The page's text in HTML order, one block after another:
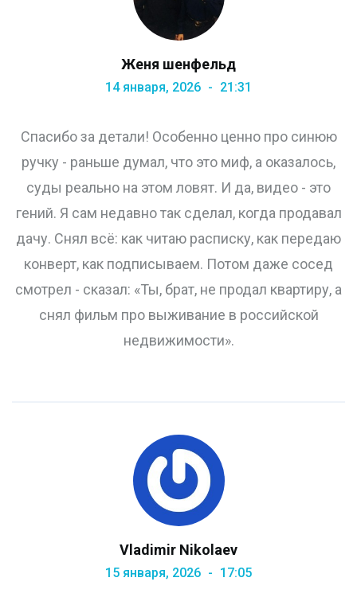
Женя шенфельд
14 января, 2026 21:31
Спасибо за детали! Особенно ценно про синюю
ручку - раньше думал, что это миф, а оказалось,
суды реально на этом ловят. И да, видео - это
гений. Я сам недавно так сделал, когда продавал
дачу. Снял всё: как читаю расписку, как передаю
конверт, как подписываем. Потом даже сосед
смотрел - сказал: «Ты, брат, не продал квартиру, а
снял фильм про выживание в российской
недвижимости».
Vladimir Nikolaev
15 января, 2026 17:05